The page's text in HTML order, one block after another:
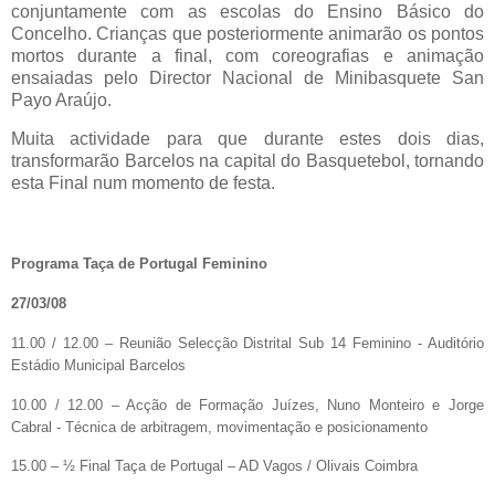
conjuntamente com as escolas do Ensino Básico do
Concelho. Crianças que posteriormente animarão os pontos
mortos durante a final, com coreografias e animação
ensaiadas pelo Director Nacional de Minibasquete San
Payo Araújo.
Muita actividade para que durante estes dois dias,
transformarão Barcelos na capital do Basquetebol, tornando
esta Final num momento de festa.
Programa Taça de Portugal Feminino
27/03/08
11.00 / 12.00 – Reunião Selecção Distrital Sub 14 Feminino - Auditório
Estádio Municipal Barcelos
10.00 / 12.00 – Acção de Formação Juízes, Nuno Monteiro e Jorge
Cabral - Técnica de arbitragem, movimentação e posicionamento
15.00 – ½ Final Taça de Portugal – AD Vagos / Olivais Coimbra